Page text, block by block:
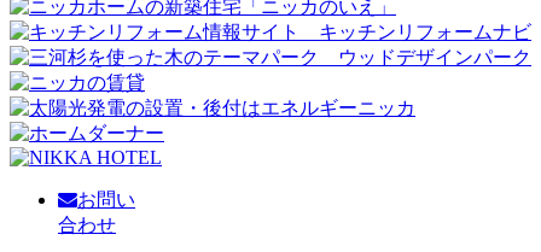
お問い
合わせ